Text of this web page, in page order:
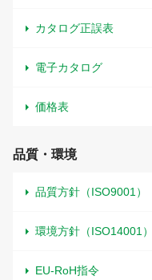
カタログ正誤表
電子カタログ
価格表
品質・環境
品質方針（ISO9001）
環境方針（ISO14001）
EU-RoH指令